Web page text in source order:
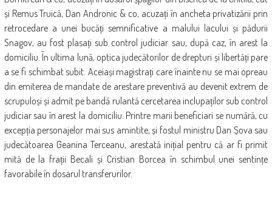
și Remus Truică, Dan Andronic & co, acuzați în ancheta privatizării prin
retrocedare a unei bucăți semnificative a malului lacului și pădurii
Snagov, au fost plasați sub control judiciar sau, după caz, în arest la
domiciliu. În ultima lună, optica judecătorilor de drepturi și libertăți pare
a se fi schimbat subit. Aceiași magistrați care înainte nu se mai opreau
din emiterea de mandate de arestare preventivă au devenit extrem de
scrupuloși și admit pe bandă rulantă cercetarea inclupaților sub control
judiciar sau în arest la domiciliu. Printre marii beneficiari se numără, cu
excepția personajelor mai sus amintite, și fostul ministru Dan Șova sau
judecătoarea Geanina Terceanu, arestată inițial pentru că ar fi primit
mită de la frații Becali și Cristian Borcea în schimbul unei sentințe
favorabile în dosarul transferurilor.